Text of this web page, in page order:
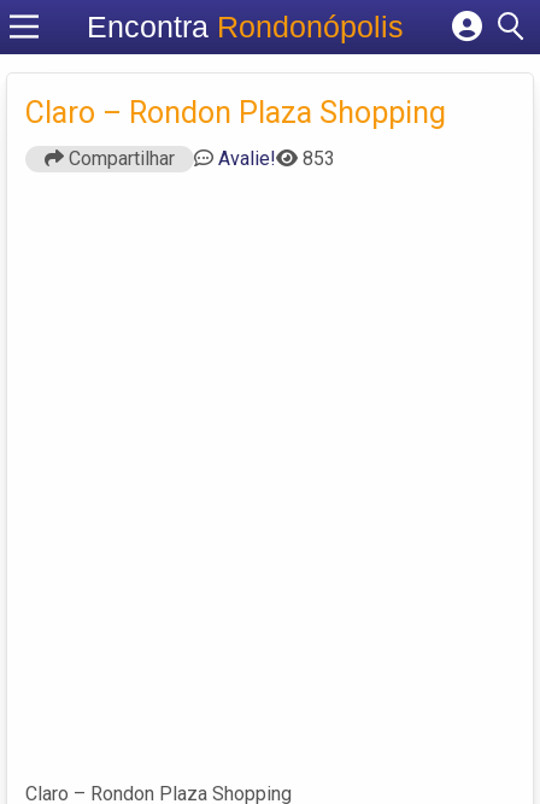
Encontra Rondonópolis
Cadastrar empresa
Criar conta
Claro – Rondon Plaza Shopping
Compartilhar Avalie! 853
Claro – Rondon Plaza Shopping